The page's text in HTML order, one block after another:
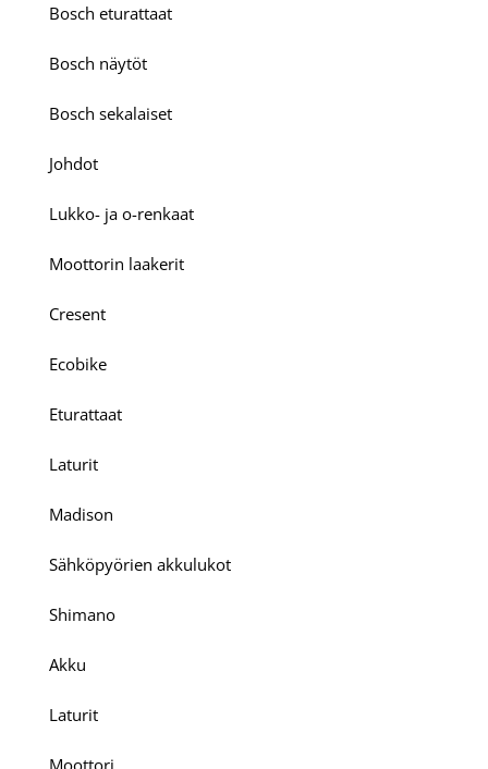
Bosch eturattaat
Bosch näytöt
Bosch sekalaiset
Johdot
Lukko- ja o-renkaat
Moottorin laakerit
Cresent
Ecobike
Eturattaat
Laturit
Madison
Sähköpyörien akkulukot
Shimano
Akku
Laturit